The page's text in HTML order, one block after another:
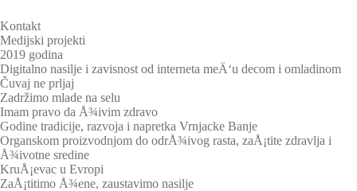
Kontakt
Medijski projekti
2019 godina
Digitalno nasilje i zavisnost od interneta meÄ‘u decom i omladinom
Čuvaj ne prljaj
Zadržimo mlade na selu
Imam pravo da Å¾ivim zdravo
Godine tradicije, razvoja i napretka Vrnjacke Banje
Organskom proizvodnjom do odrÅ¾ivog rasta, zaÅ¡tite zdravlja i
Å¾ivotne sredine
KruÅ¡evac u Evropi
ZaÅ¡titimo Å¾ene, zaustavimo nasilje